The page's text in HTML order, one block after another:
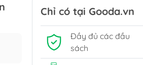
Du Ký
Lịch Sử - Văn Hoá -
Trị
Tâm Linh
Chỉ có tại Gooda.vn
Đầy đủ các đầu
sách